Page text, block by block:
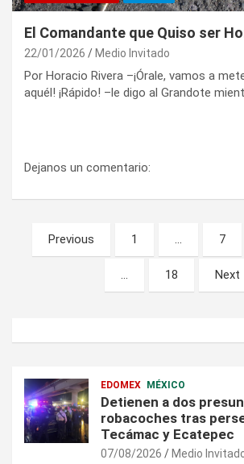
El Comandante que Quiso ser
22/01/2026 Medio Invitado
Por Horacio Rivera –¡Órale, vamos a
aquél! ¡Rápido! –le digo al Grandote
Dejanos un comentario:
Paginación
de
Previous 1 … 7
… 18 Next
EDOMEX MÉXICO
Detienen a dos
robacoches tras
Tecámac y Ecatepec
07/08/2026 Medio